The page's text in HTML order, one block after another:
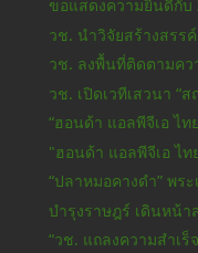
ขอแสดงความยินดีกับ
วช. นำวิจัยสร้างสรร
วช. ลงพื้นที่ติดตามคว
วช. เปิดเวทีเสวนา “
“ฮอนด้า แอลพีจีเอ ไ
"ฮอนด้า แอลพีจีเอ ไ
“ปลาหมอคางดำ” พร
บำรุงราษฎร์ เดินหน้า
“วช. แถลงความสำเร็